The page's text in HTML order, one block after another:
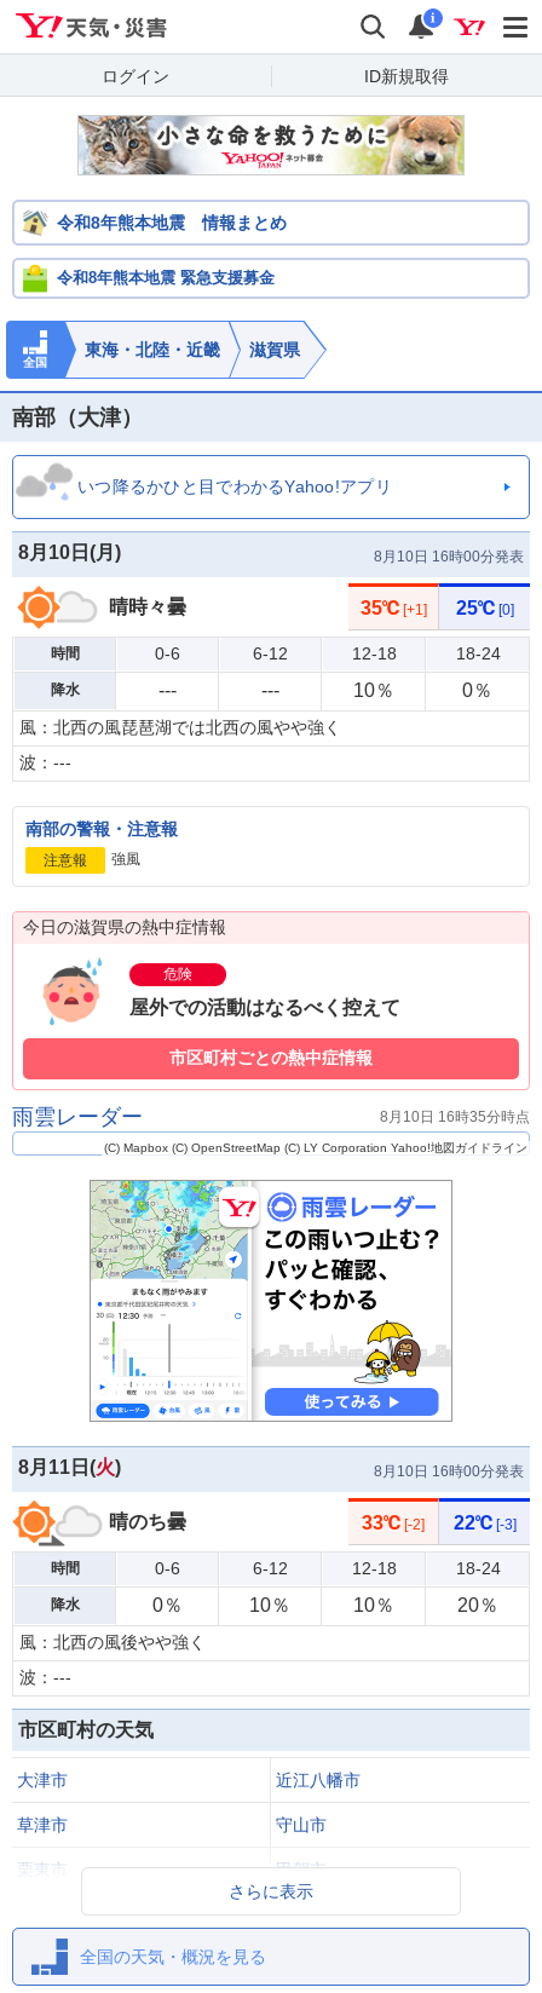
検索 通知
i
ログイン ID新規取得
令和8年熊本地震 情報まとめ
令和8年熊本地震 緊急支援募金
全国
東海・北陸・近畿 滋賀県
南部（大津）
いつ降るかひと目でわかるYahoo!アプリ
8月10日(月 ) 8月10日 16時00分発表
晴時々曇 35℃ [+1] 25℃ [0]
時間 0-6 6-12 12-18 18-24
降水 --- --- 10％ 0％
風：北西の風琵琶湖では北西の風やや強く
波：---
南部の警報・注意報
注意報 強風
今日の滋賀県の熱中症情報
危険
屋外での活動はなるべく控えて
市区町村ごとの熱中症情報
雨雲レーダー 8月10日 16時35分時点
(C) Mapbox (C) OpenStreetMap (C) LY Corporation Yahoo!地図ガイドライン
8月11日(火) 8月10日 16時00分発表
晴のち曇 33℃ [-2] 22℃ [-3]
時間 0-6 6-12 12-18 18-24
降水 0％ 10％ 10％ 20％
風：北西の風後やや強く
波：---
市区町村の天気
大津市 近江八幡市
草津市 守山市
栗東市 甲賀市
湖南市
東近江市
さらに表示
全国の天気・概況を見る